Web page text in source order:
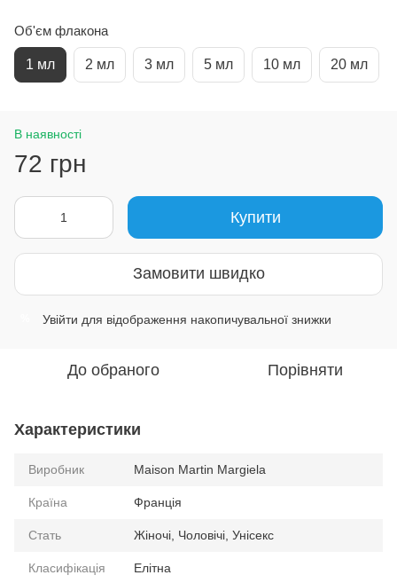
Об'єм флакона
1 мл 2 мл 3 мл 5 мл 10 мл 20 мл
В наявності
72 грн
Купити
Замовити швидко
Увійти для відображення накопичувальної знижки
До обраного Порівняти
Характеристики
Виробник Maison Martin Margiela
Країна Франція
Стать Жіночі, Чоловічі, Унісекс
Класифікація Елітна